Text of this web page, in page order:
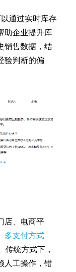
通过实时库存
助企业提升库
销售数据，结
验判断的偏
店、电商平
多支付方式
传统方式下，
人工操作，错